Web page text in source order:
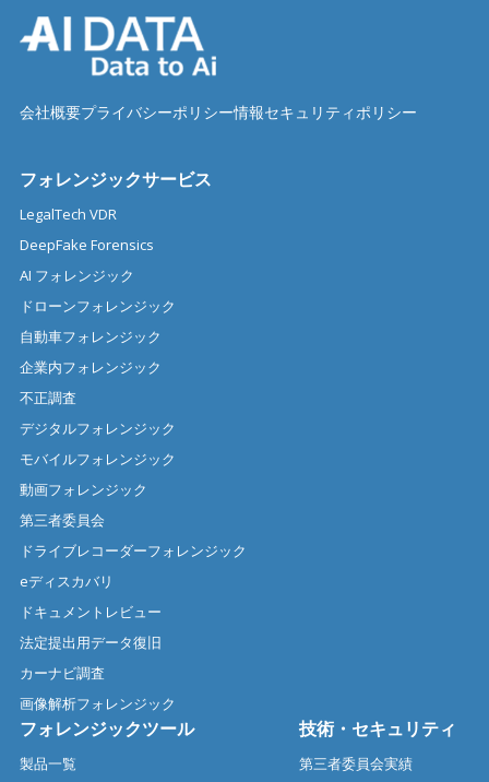
会社概要プライバシーポリシー情報セキュリティポリシー
フォレンジックサービス
LegalTech VDR
DeepFake Forensics
AI フォレンジック
ドローンフォレンジック
自動車フォレンジック
企業内フォレンジック
不正調査
デジタルフォレンジック
モバイルフォレンジック
動画フォレンジック
第三者委員会
ドライブレコーダーフォレンジック
eディスカバリ
ドキュメントレビュー
法定提出用データ復旧
カーナビ調査
画像解析フォレンジック
フォレンジックツール
製品一覧
技術・セキュリティ
第三者委員会実績